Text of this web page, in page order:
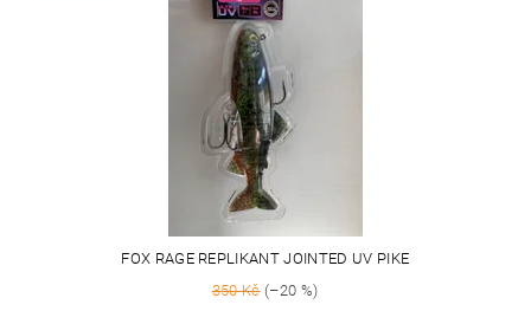
FOX RAGE REPLIKANT JOINTED UV PIKE
350 Kč(–20 %)